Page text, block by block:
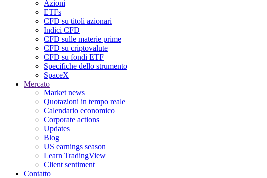
Azioni
ETFs
CFD su titoli azionari
Indici CFD
CFD sulle materie prime
CFD su criptovalute
CFD su fondi ETF
Specifiche dello strumento
SpaceX
Mercato
Market news
Quotazioni in tempo reale
Calendario economico
Corporate actions
Updates
Blog
US earnings season
Learn TradingView
Client sentiment
Contatto